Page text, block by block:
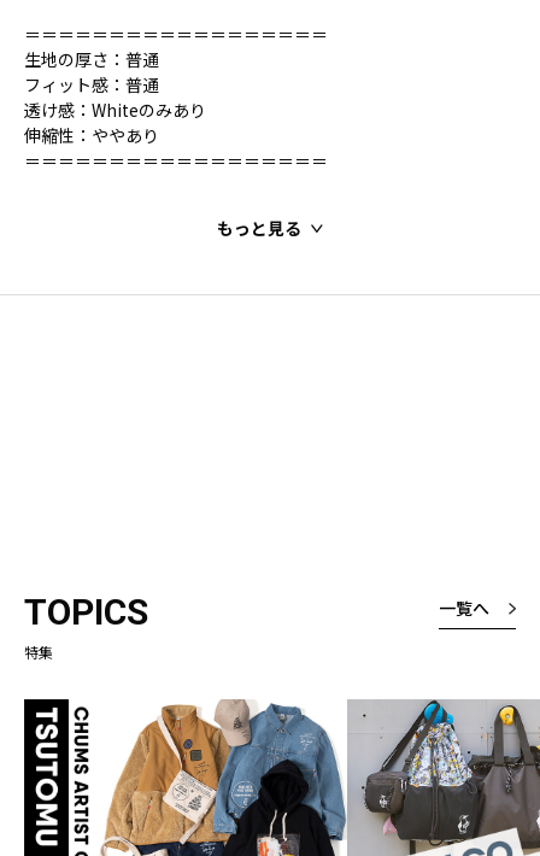
＝＝＝＝＝＝＝＝＝＝＝＝＝＝＝＝＝＝
生地の厚さ：普通
フィット感：普通
透け感：Whiteのみあり
伸縮性：ややあり
＝＝＝＝＝＝＝＝＝＝＝＝＝＝＝＝＝＝
もっと見る
TOPICS
特集
一覧へ